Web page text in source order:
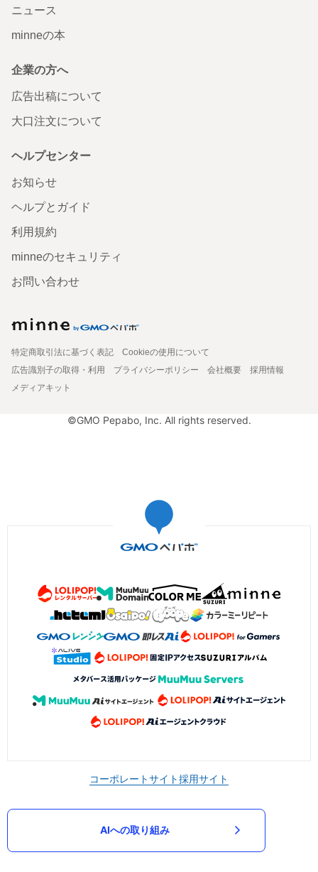
ニュース
minneの本
企業の方へ
広告出稿について
大口注文について
ヘルプセンター
お知らせ
ヘルプとガイド
利用規約
minneのセキュリティ
お問い合わせ
特定商取引法に基づく表記
Cookieの使用について
広告識別子の取得・利用
プライバシーポリシー 会社概要
採用情報
メディアキット
©GMO Pepabo, Inc. All rights reserved.
コーポレートサイト採用サイト
AIへの取り組み